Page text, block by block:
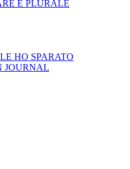
E PLURALE
HO SPARATO
JOURNAL